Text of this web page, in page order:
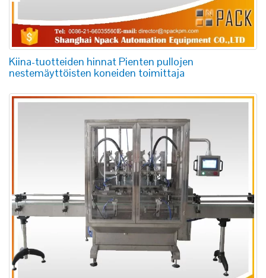
Kiina-tuotteiden hinnat Pienten pullojen
nestemäyttöisten koneiden toimittaja